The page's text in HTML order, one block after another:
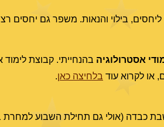
ליחסים, בילוי והנאות. משפר גם יחסים
אסטרולוגיה בהנחייתי. קבוצת לימוד
או לקרוא עוד בלחיצה כאן.
כבדה (אולי גם תחילת השבוע למחרת